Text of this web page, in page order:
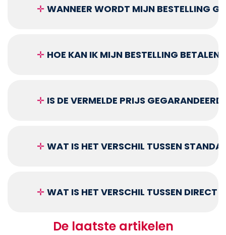
✛ WANNEER WORDT MIJN BESTELLING
✛ HOE KAN IK MIJN BESTELLING BETALEN?
✛ IS DE VERMELDE PRIJS
✛ WAT IS HET VERSCHIL TUSSEN
✛ WAT IS HET VERSCHIL TUSSEN DIRECT
De laatste artikelen